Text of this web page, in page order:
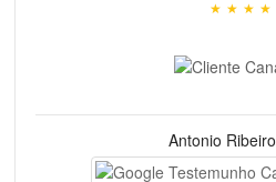
★ ★ ★ ★
Antonio Ribeiro